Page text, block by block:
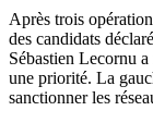
Après trois
des candidats
Sébastien Lecornu
une priorité. La
sanctionner les